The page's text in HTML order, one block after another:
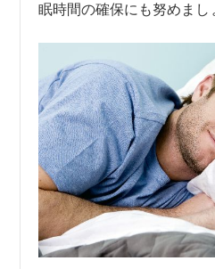
眠時間の確保にも努めまし